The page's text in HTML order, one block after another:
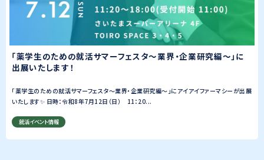
「薬学生のための就活サマーフェスタ～業界・企業研究編～」に
出展いたします！
「薬学生のための就活サマーフェスタ～業界・企業研究編～」にアイアイファーマシーが出展
いたします✨ 日時：令和8年7月12日（日） 11：20...
就活イベント情報